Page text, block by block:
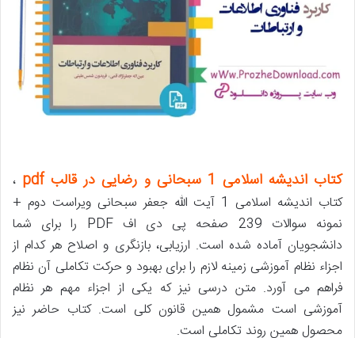
کتاب اندیشه اسلامی 1 سبحانی و رضایی در قالب pdf
،
کتاب اندیشه اسلامی 1 آیت الله جعفر سبحانی ویراست دوم +
نمونه سوالات 239 صفحه پی دی اف PDF را برای شما
دانشجویان آماده شده است. ارزیابی، بازنگری و اصلاح هر کدام از
اجزاء نظام آموزشی زمینه لازم را برای بهبود و حرکت تکاملی آن نظام
فراهم می آورد. متن درسی نیز که یکی از اجزاء مهم هر نظام
آموزشی است مشمول همین قانون کلی است. کتاب حاضر نیز
محصول همین روند تکاملی است.